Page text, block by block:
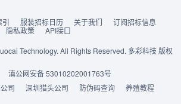
引 服装招标日历 关于我们
订阅招标信息
隐私政策
API接口
Technology. All Rights Reserved. 多彩科技 版权
滇公网安备 53010202001763号
司 深圳猎头公司 防伪码查询 养殖教程